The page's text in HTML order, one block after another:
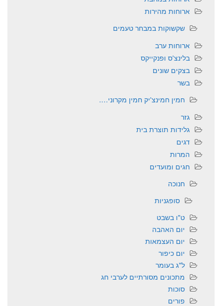
ארוחות מהירות
שקשוקות במבחר טעמים
ארוחות ערב
בלינצ'ס ופנקייקס
בצקים שונים
בשר
חמין חמינצ'יק חמין מקרוני….
גזר
גלידות תוצרת בית
דגים
המרות
חגים ומועדים
חנוכה
סופגניות
ט"ו בשבט
יום האהבה
יום העצמאות
יום כיפור
ל"ג בעומר
מתכונים מסורתיים לערבי חג
סוכות
פורים